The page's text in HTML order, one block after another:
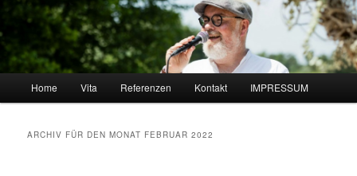
Zum Inhalt wechseln
Zum sekundären Inhalt wechseln
Home Vita Referenzen Kontakt IMPRESSUM
ARCHIV FÜR DEN MONAT FEBRUAR 2022